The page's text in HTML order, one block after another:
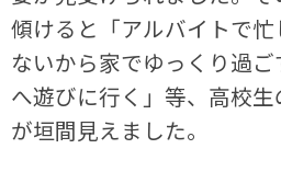
傾けると「アルバイトで
ないから家でゆっくり過
へ遊びに行く」等、高校
が垣間見えました。